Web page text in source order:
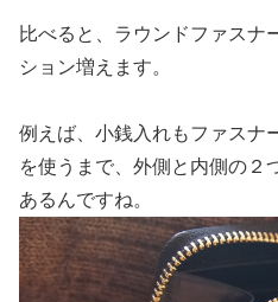
比べると、ラウンドファスナ
ション増えます。
例えば、小銭入れもファスナ
を使うまで、外側と内側の２
あるんですね。